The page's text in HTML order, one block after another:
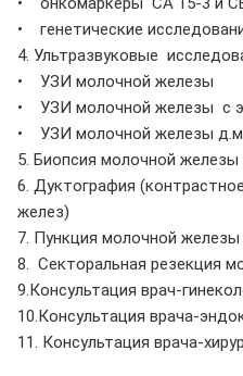
• генетические
4. Ультразвуковые
• УЗИ молочной железы
• УЗИ молочной железы с
• УЗИ молочной железы
5. Биопсия молочной железы
6. Дуктография
желез)
7. Пункция молочной железы
8. Секторальная резекция
9.Консультация врач-
10.Консультация врача-
11. Консультация врача-